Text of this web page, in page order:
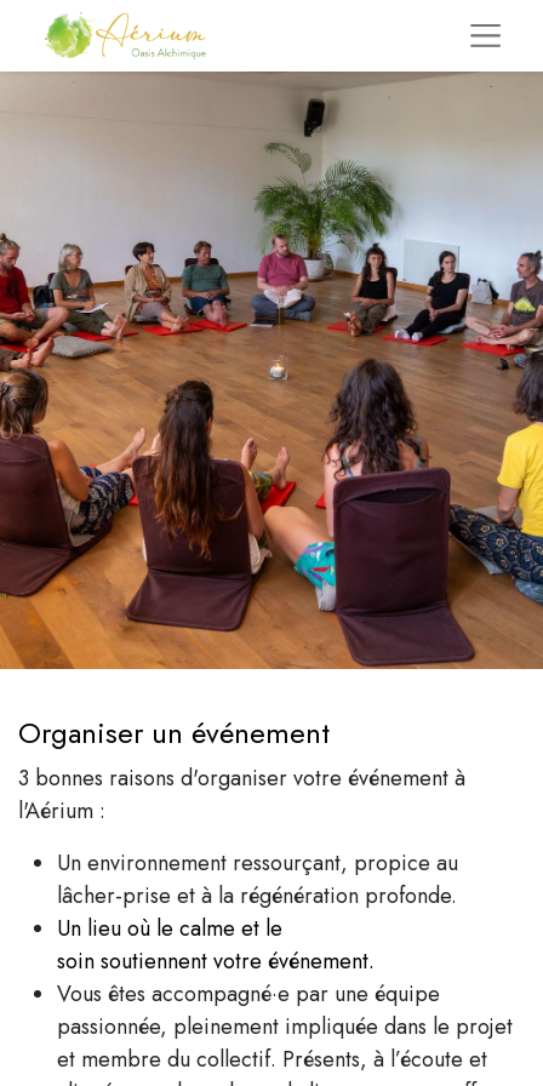
Organiser un événement
3 bonnes raisons d'organiser votre événement à
l'Aérium :
Un environnement ressourçant, propice au
lâcher-prise et à la régénération profonde.
Un lieu où le calme et le
soin soutiennent votre événement.
Vous êtes accompagné·e par une équipe
passionnée, pleinement impliquée dans le projet
et membre du collectif. Présents, à l’écoute et